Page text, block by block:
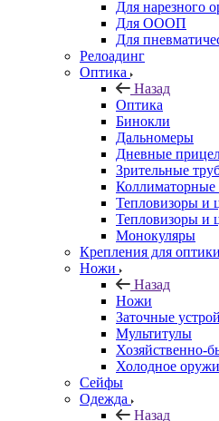
Для нарезного
Для ОООП
Для
Релоадинг
Оптика
Назад
Оптика
Бинокли
Дальномеры
Дневные
Зрительные
Тепловизоры и
Тепловизоры и
Монокуляры
Крепления для оптики
Ножи
Назад
Ножи
Заточные
Мультитулы
Хозяйственно-
Холодное
Сейфы
Одежда
Назад